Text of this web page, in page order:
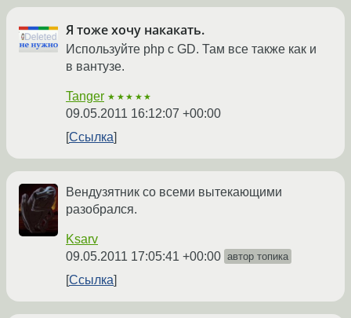
Я тоже хочу накакать.
Используйте php с GD. Там все также как и
в вантузе.
Tanger ★★★★★
09.05.2011 16:12:07 +00:00
Ссылка
Вендузятник со всеми вытекающими
разобрался.
Ksarv
09.05.2011 17:05:41 +00:00 автор топика
Ссылка